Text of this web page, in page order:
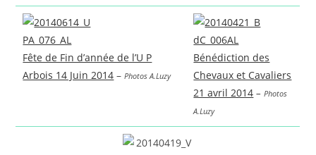
Fête de Fin d’année de l’U P
Arbois 14 Juin 2014 –Photos A.Luzy
Bénédiction des
Chevaux et Cavaliers
21 avril 2014 –Photos
A.Luzy